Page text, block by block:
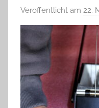
Veröffentlicht am 22.